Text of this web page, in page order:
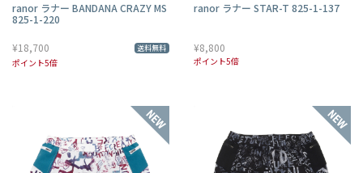
ranor ラナー BANDANA CRAZY MS
825-1-220
¥18,700 送料無料
ポイント5倍
ranor ラナー STAR-T 825-1-137
¥8,800
ポイント5倍